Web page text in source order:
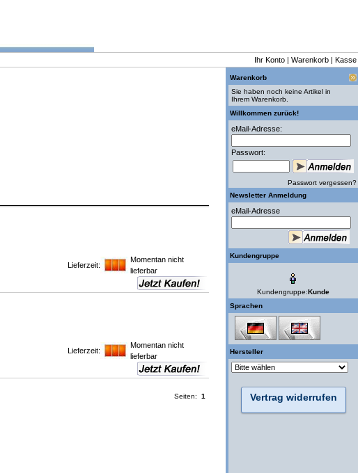
Ihr Konto | Warenkorb | Kasse
Lieferzeit:
Momentan nicht
lieferbar
Lieferzeit:
Momentan nicht
lieferbar
Seiten: 1
Warenkorb
Sie haben noch keine Artikel in
Ihrem Warenkorb.
Willkommen zurück!
eMail-Adresse:
Passwort:
Passwort vergessen?
Newsletter Anmeldung
eMail-Adresse
Kundengruppe
Kundengruppe:Kunde
Sprachen
Hersteller
Vertrag widerrufen